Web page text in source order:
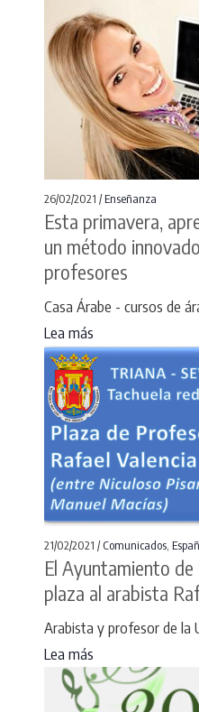
26/02/2021 /Enseñanza
Esta primavera,
un método
profesores
Casa Árabe - cursos de
Lea más
21/02/2021 /Comunicados,
El Ayuntamiento de
plaza al arabista
Arabista y profesor de la
Lea más